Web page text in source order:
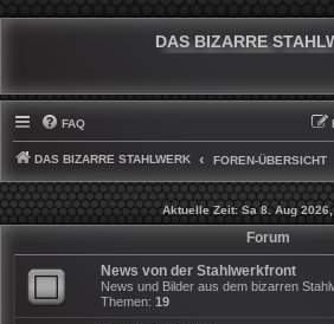
DAS BIZARRE
FAQ
DAS BIZARRE STAHLWERK FOREN-ÜBERSICHT
Aktuelle Zeit: Sa 8. Aug
Forum
News von der Stahlwerkfront
News und Bilder aus dem bizarren
Themen: 19